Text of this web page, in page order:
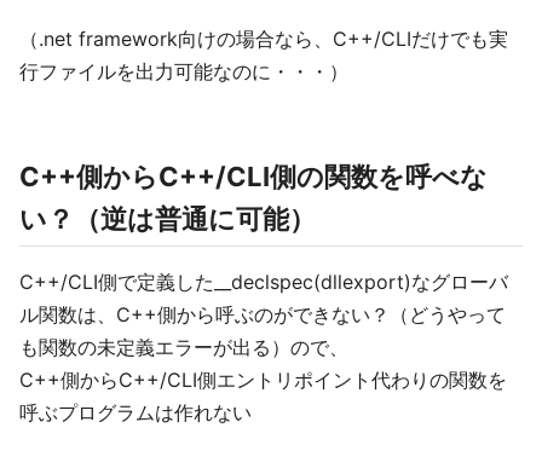
（.net framework向けの場合なら、C++/CLIだけでも実
行ファイルを出力可能なのに・・・）
C++側からC++/CLI側の関数を呼べな
い？（逆は普通に可能）
C++/CLI側で定義した__declspec(dllexport)なグローバ
ル関数は、C++側から呼ぶのができない？（どうやって
も関数の未定義エラーが出る）ので、
C++側からC++/CLI側エントリポイント代わりの関数を
呼ぶプログラムは作れない